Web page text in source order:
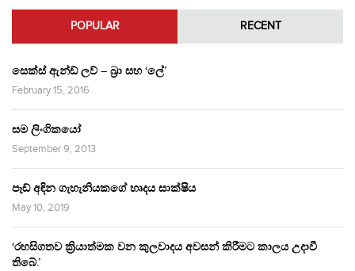
POPULAR RECENT
සෙක්ස් ඇන්ඩ් ලව් – බ්‍රා සහ ‘ලේ’
February 15, 2016
සම ලිංගිකයෝ
September 9, 2013
පෑඩ් අඳින ගැහැනියකගේ හෘදය සාක්ෂිය
May 10, 2019
‘රහසිගතව ක්‍රියාත්මක වන කුලවාදය අවසන් කිරීමට කාලය උදාවී
තිබේ.’